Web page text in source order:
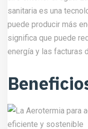
sanitaria es una
puede producir más
significa que puede
energía y las facturas